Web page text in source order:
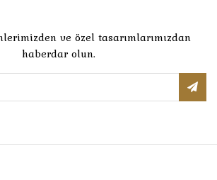
ve özel tasarımlarımızdan
haberdar olun.